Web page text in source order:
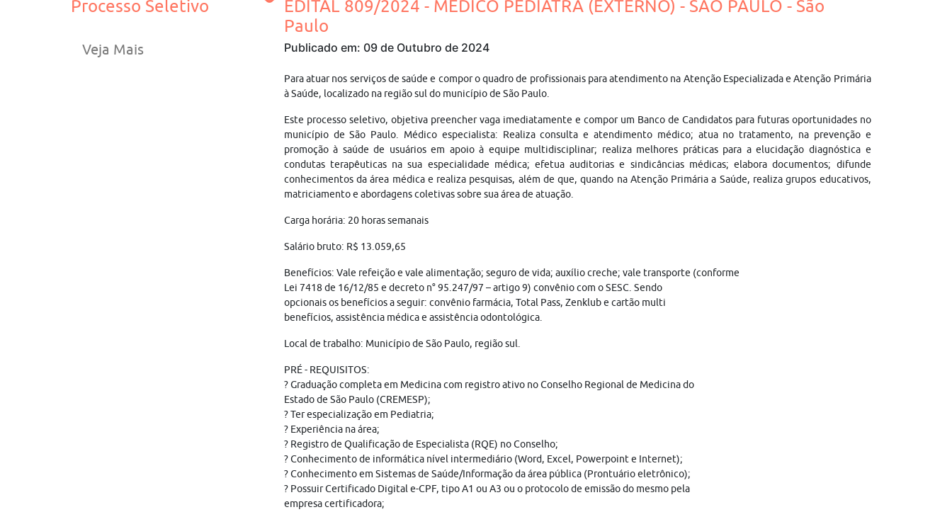
Processo Seletivo
Veja Mais
EDITAL 809/2024 - MÉDICO PEDIATRA (EXTERNO) - SÃO PAULO - São
Paulo
Publicado em: 09 de Outubro de 2024
Para atuar nos serviços de saúde e compor o quadro de profissionais para atendimento na Atenção Especializada e Atenção Primária
à Saúde, localizado na região sul do município de São Paulo.
Este processo seletivo, objetiva preencher vaga imediatamente e compor um Banco de Candidatos para futuras oportunidades no
município de São Paulo. Médico especialista: Realiza consulta e atendimento médico; atua no tratamento, na prevenção e
promoção à saúde de usuários em apoio à equipe multidisciplinar; realiza melhores práticas para a elucidação diagnóstica e
condutas terapêuticas na sua especialidade médica; efetua auditorias e sindicâncias médicas; elabora documentos; difunde
conhecimentos da área médica e realiza pesquisas, além de que, quando na Atenção Primária a Saúde, realiza grupos educativos,
matriciamento e abordagens coletivas sobre sua área de atuação.
Carga horária: 20 horas semanais
Salário bruto: R$ 13.059,65
Benefícios: Vale refeição e vale alimentação; seguro de vida; auxílio creche; vale transporte (conforme
Lei 7418 de 16/12/85 e decreto n° 95.247/97 – artigo 9) convênio com o SESC. Sendo
opcionais os benefícios a seguir: convênio farmácia, Total Pass, Zenklub e cartão multi
benefícios, assistência médica e assistência odontológica.
Local de trabalho: Município de São Paulo, região sul.
PRÉ - REQUISITOS:
? Graduação completa em Medicina com registro ativo no Conselho Regional de Medicina do
Estado de São Paulo (CREMESP);
? Ter especialização em Pediatria;
? Experiência na área;
? Registro de Qualificação de Especialista (RQE) no Conselho;
? Conhecimento de informática nível intermediário (Word, Excel, Powerpoint e Internet);
? Conhecimento em Sistemas de Saúde/Informação da área pública (Prontuário eletrônico);
? Possuir Certificado Digital e-CPF, tipo A1 ou A3 ou o protocolo de emissão do mesmo pela
empresa certificadora;